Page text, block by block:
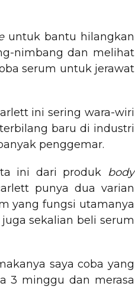
untuk bantu hilangkan
nimbang dan melihat
serum untuk jerawat
ini sering wara-wiri
baru di industri
penggemar.
ini dari produk body
punya dua varian
yang fungsi utamanya
juga sekalian beli serum
saya coba yang
3 minggu dan merasa